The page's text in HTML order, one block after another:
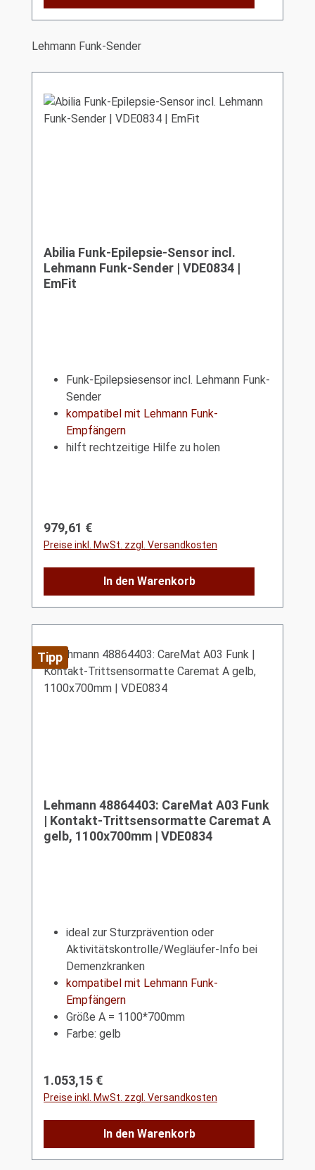
Produktgalerie überspringen
Lehmann Funk-Sender
Abilia Funk-Epilepsie-Sensor incl.
Lehmann Funk-Sender | VDE0834 |
EmFit
Funk-Epilepsiesensor incl. Lehmann Funk-
Sender
kompatibel mit Lehmann Funk-
Empfängern
hilft rechtzeitige Hilfe zu holen
Regulärer Preis:
979,61 €
Preise inkl. MwSt. zzgl. Versandkosten
In den Warenkorb
Tipp
Lehmann 48864403: CareMat A03 Funk
| Kontakt-Trittsensormatte Caremat A
gelb, 1100x700mm | VDE0834
ideal zur Sturzprävention oder
Aktivitätskontrolle/Wegläufer-Info bei
Demenzkranken
kompatibel mit Lehmann Funk-
Empfängern
Größe A = 1100*700mm
Farbe: gelb
Regulärer Preis:
1.053,15 €
Preise inkl. MwSt. zzgl. Versandkosten
In den Warenkorb